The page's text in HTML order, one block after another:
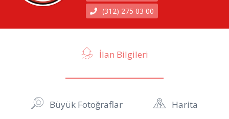
(312) 275 03 00
İlan Bilgileri
Büyük Fotoğraflar Harita